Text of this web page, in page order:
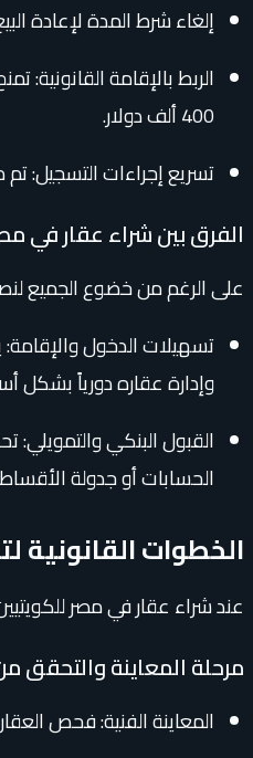
إلغاء شرط المدة لإعادة البيع: تم إلغاء الحظر
400 ألف دولار.
تسريع إجراءات التسجيل: تم ميكنة
الفرق بين شراء عقار في
على الرغم من خضوع الجميع لنصوص قانون التملك (رقم 230 لسنة
تسهيلات الدخول
وإدارة عقاره دورياً بشكل
القبول البنكي والتمويلي:
الحسابات أو جدولة
الخطوات القانونية
عند شراء عقار في مصر
مرحلة المعاينة والتحقق
المعاينة الفنية: فحص